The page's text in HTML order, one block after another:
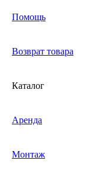
Помощь
Возврат товара
Каталог
Аренда
Монтаж